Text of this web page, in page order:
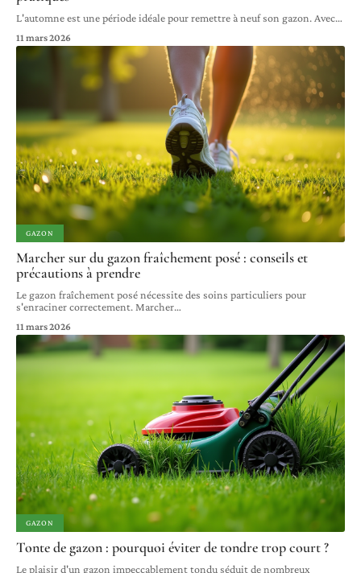
L'automne est une période idéale pour remettre à neuf son gazon. Avec…
11 mars 2026
GAZON
Marcher sur du gazon fraîchement posé : conseils et
précautions à prendre
Le gazon fraîchement posé nécessite des soins particuliers pour
s'enraciner correctement. Marcher…
11 mars 2026
GAZON
Tonte de gazon : pourquoi éviter de tondre trop court ?
Le plaisir d'un gazon impeccablement tondu séduit de nombreux